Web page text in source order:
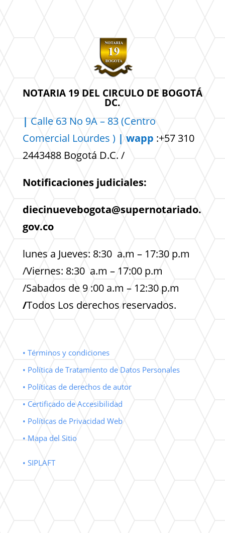
NOTARIA 19 DEL CIRCULO DE BOGOTÁ
DC.
| Calle 63 No 9A – 83 (Centro
Comercial Lourdes ) | wapp :+57 310
2443488 Bogotá D.C. /
Notificaciones judiciales:
diecinuevebogota@supernotariado.
gov.co
lunes a Jueves: 8:30 a.m – 17:30 p.m
/Viernes: 8:30 a.m – 17:00 p.m
/Sabados de 9 :00 a.m – 12:30 p.m
/Todos Los derechos reservados.
• Términos y condiciones
• Política de Tratamiento de Datos Personales
• Políticas de derechos de autor
• Certificado de Accesibilidad
• Políticas de Privacidad Web
• Mapa del Sitio
• SIPLAFT